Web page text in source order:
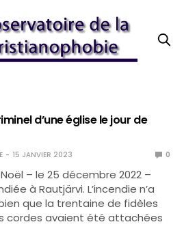
d’une église le jour de
15 JANVIER 2023 0
– le 25 décembre 2022 –
à Rautjärvi. L’incendie n’a
que la trentaine de fidèles
cordes avaient été attachées